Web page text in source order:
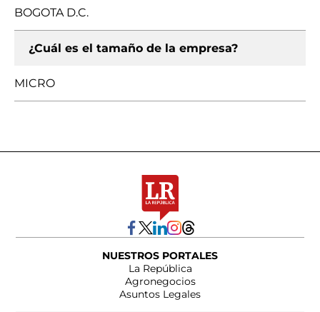
BOGOTA D.C.
¿Cuál es el tamaño de la empresa?
MICRO
NUESTROS PORTALES
La República
Agronegocios
Asuntos Legales